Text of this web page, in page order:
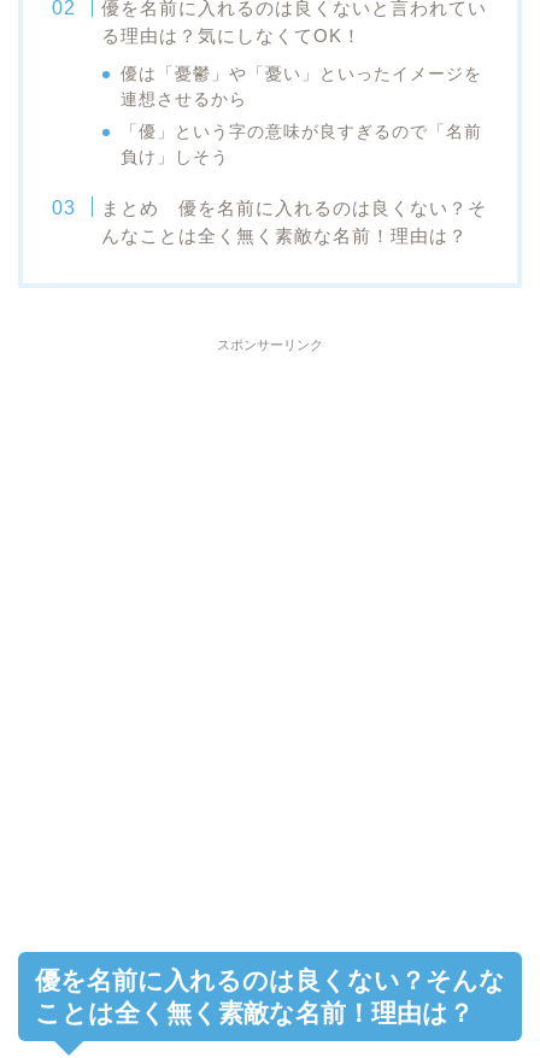
優を名前に入れるのは良くないと言われてい
る理由は？気にしなくてOK！
優は「憂鬱」や「憂い」といったイメージを
連想させるから
「優」という字の意味が良すぎるので「名前
負け」しそう
まとめ 優を名前に入れるのは良くない？そ
んなことは全く無く素敵な名前！理由は？
スポンサーリンク
優を名前に入れるのは良くない？そんな
ことは全く無く素敵な名前！理由は？